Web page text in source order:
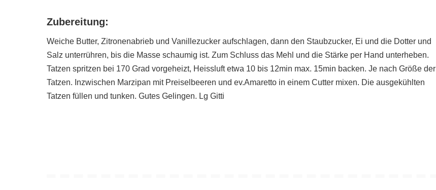
Zubereitung:
Weiche Butter, Zitronenabrieb und Vanillezucker aufschlagen, dann den Staubzucker, Ei und die Dotter und
Salz unterrühren, bis die Masse schaumig ist. Zum Schluss das Mehl und die Stärke per Hand unterheben.
Tatzen spritzen bei 170 Grad vorgeheizt, Heissluft etwa 10 bis 12min max. 15min backen. Je nach Größe der
Tatzen. Inzwischen Marzipan mit Preiselbeeren und ev.Amaretto in einem Cutter mixen. Die ausgekühlten
Tatzen füllen und tunken. Gutes Gelingen. Lg Gitti